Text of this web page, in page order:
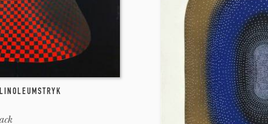
LINOLEUMSTRYK